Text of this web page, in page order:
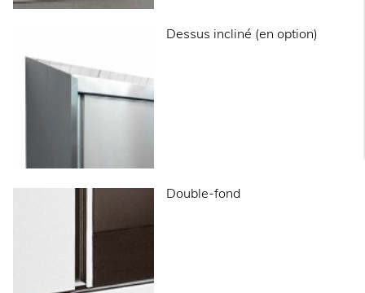
Dessus incliné (en option)
Double-fond